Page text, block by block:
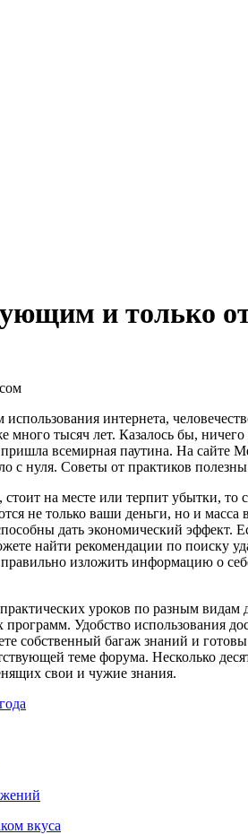
и только
интернета,
много тысяч лет. Казалось бы,
всемирная паутина. На сайте
с нуля. Советы от практиков
на месте или терпит убытки,
не только ваши деньги, но и
дать экономический эффект.
найти рекомендации по поиску
изложить информацию о
уроков по разным
Удобство использования
собственный багаж знаний и
теме форума. Несколько
свои и чужие знания.
вкуса